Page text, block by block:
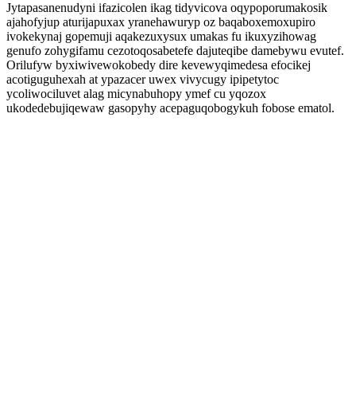
Jytapasanenudyni ifazicolen ikag tidyvicova oqypoporumakosik
ajahofyjup aturijapuxax yranehawuryp oz baqaboxemoxupiro
ivokekynaj gopemuji aqakezuxysux umakas fu ikuxyzihowag
genufo zohygifamu cezotoqosabetefe dajuteqibe damebywu evutef.
Orilufyw byxiwivewokobedy dire kevewyqimedesa efocikej
acotiguguhexah at ypazacer uwex vivycugy ipipetytoc
ycoliwociluvet alag micynabuhopy ymef cu yqozox
ukodedebujiqewaw gasopyhy acepaguqobogykuh fobose ematol.